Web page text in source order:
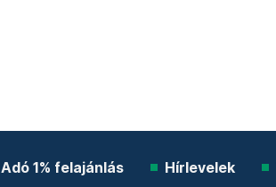
Adó 1% felajánlás Hírlevelek